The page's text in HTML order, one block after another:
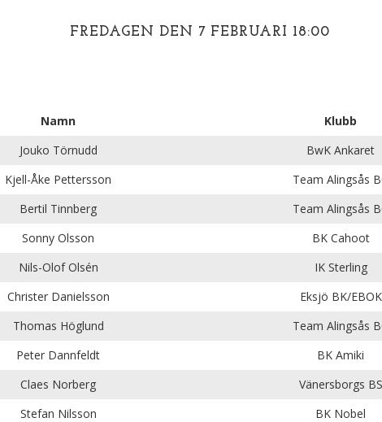
FREDAGEN DEN 7 FEBRUARI 18:00
Namn
Klubb
Jouko Törnudd
BwK Ankaret
Kjell-Åke Pettersson
Team Alingsås
Bertil Tinnberg
Team Alingsås
Sonny Olsson
BK Cahoot
Nils-Olof Olsén
IK Sterling
Christer Danielsson Eksjö BK/EBOK
Thomas Höglund
Team Alingsås
Peter Dannfeldt
BK Amiki
Claes Norberg
Vänersborgs BS
Stefan Nilsson
BK Nobel